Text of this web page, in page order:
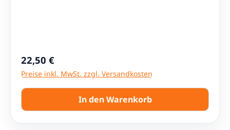
Regulärer Preis:
22,50 €
Preise inkl. MwSt. zzgl. Versandkosten
In den Warenkorb